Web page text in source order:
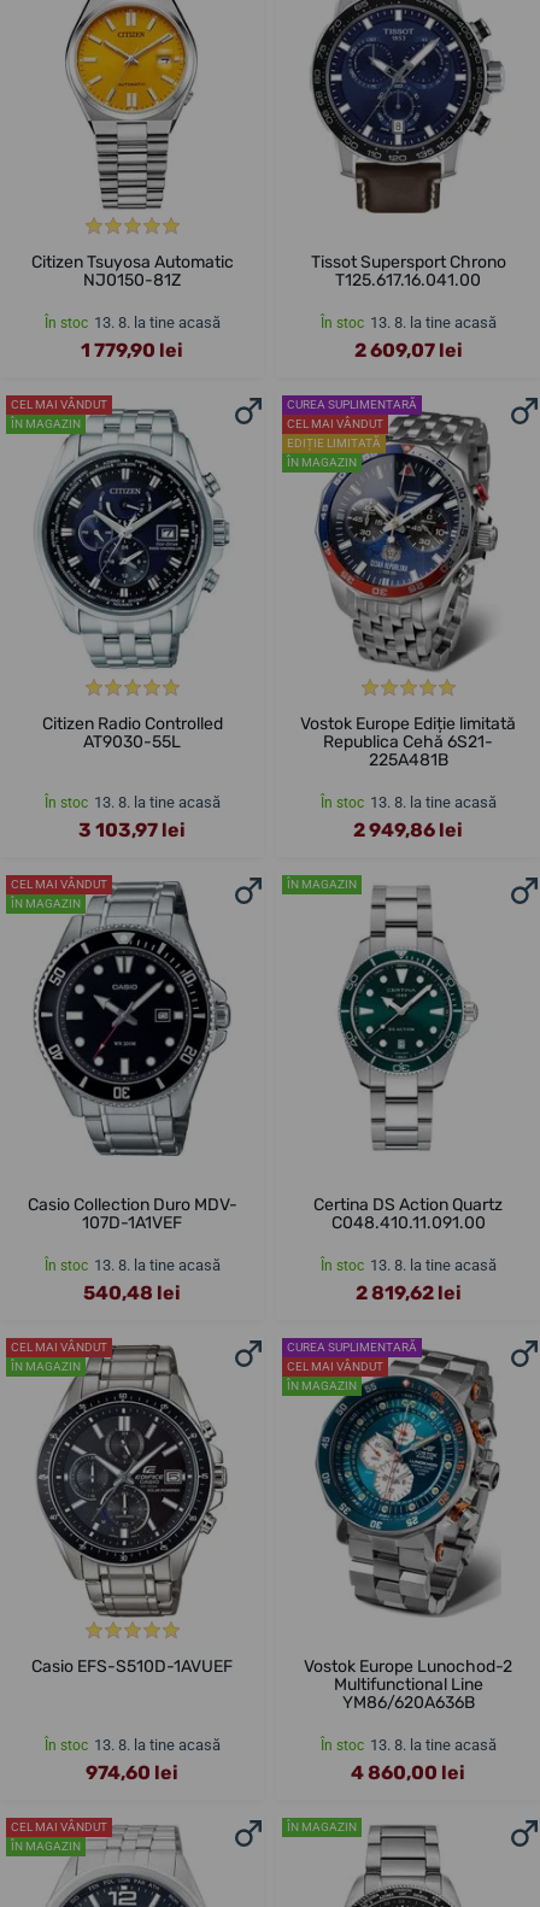
Citizen Tsuyosa Automatic
NJ0150-81Z
În stoc 13. 8. la tine acasă
1 779,90 lei
Tissot Supersport Chrono
T125.617.16.041.00
În stoc 13. 8. la tine acasă
2 609,07 lei
CEL MAI VÂNDUT
ÎN MAGAZIN
Citizen Radio Controlled
AT9030-55L
În stoc 13. 8. la tine acasă
3 103,97 lei
CUREA SUPLIMENTARĂ
CEL MAI VÂNDUT
EDIȚIE LIMITATĂ
ÎN MAGAZIN
Vostok Europe Ediție limitată
Republica Cehă 6S21-
225A481B
În stoc 13. 8. la tine acasă
2 949,86 lei
CEL MAI VÂNDUT
ÎN MAGAZIN
Casio Collection Duro MDV-
107D-1A1VEF
În stoc 13. 8. la tine acasă
540,48 lei
ÎN MAGAZIN
Certina DS Action Quartz
C048.410.11.091.00
În stoc 13. 8. la tine acasă
2 819,62 lei
CEL MAI VÂNDUT
ÎN MAGAZIN
Casio EFS-S510D-1AVUEF
În stoc 13. 8. la tine acasă
974,60 lei
CUREA SUPLIMENTARĂ
CEL MAI VÂNDUT
ÎN MAGAZIN
Vostok Europe Lunochod-2
Multifunctional Line
YM86/620A636B
În stoc 13. 8. la tine acasă
4 860,00 lei
CEL MAI VÂNDUT
ÎN MAGAZIN
ÎN MAGAZIN